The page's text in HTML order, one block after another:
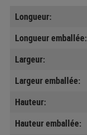
Longueur:
Longueur emballée:
Largeur:
Largeur emballée:
Hauteur:
Hauteur emballée: